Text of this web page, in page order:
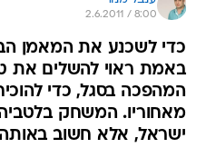
2.6.2011 / 8:00
כדי לשכנע את המאמן
באמת ראוי להשלים את
המהפכה בסגל, כדי
מאחוריו. המשחק
ישראל, אלא חשוב באותה